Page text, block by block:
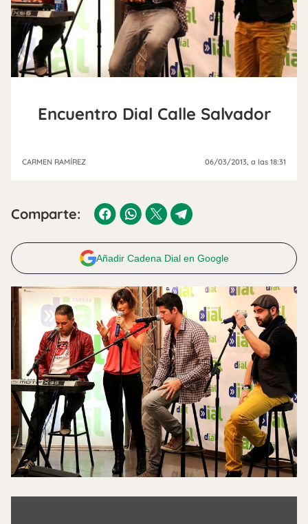
Encuentro Dial Calle Salvador
CARMEN RAMÍREZ 06/03/2013 , a las 18:31
Comparte:
Añadir Cadena Dial en Google